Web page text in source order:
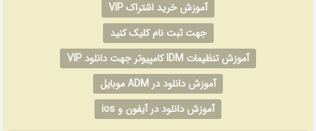
آموزش خرید اشتراک VIP
جهت ثبت نام کلیک کنید
آموزش تنظیمات IDM کامپیوتر جهت دانلود VIP
آموزش دانلود در ADM موبایل
آموزش دانلود در آیفون و ios